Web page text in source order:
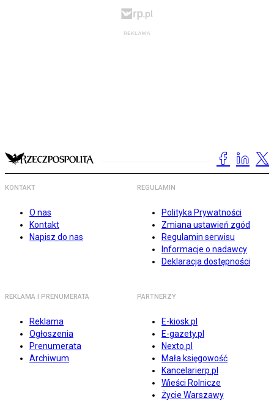
KONTAKT
O nas
Kontakt
Napisz do nas
REGULAMIN
Polityka Prywatności
Zmiana ustawień zgód
Regulamin serwisu
Informacje o nadawcy
Deklaracja dostępności
REKLAMA I PRENUMERATA
Reklama
Ogłoszenia
Prenumerata
Archiwum
PARTNERZY
E-kiosk.pl
E-gazety.pl
Nexto.pl
Mała księgowość
Kancelarierp.pl
Wieści Rolnicze
Życie Warszawy